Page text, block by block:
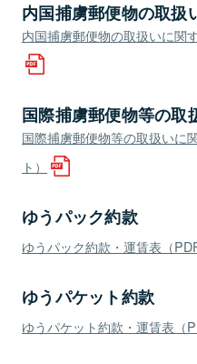
内国捕虜郵便物の取扱
内国捕虜郵便物の取扱いに関
国際捕虜郵便物等の取
国際捕虜郵便物等の取扱いに
ト）
ゆうパック約款
ゆうパック約款・運賃表（
ゆうパケット約款
ゆうパケット約款・運賃表（